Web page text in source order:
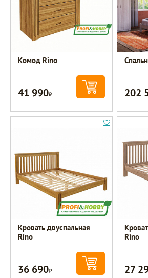
Комод Rino
41 990Р 202
Кровать двуспальная
Rino
36 690Р
Rino
27